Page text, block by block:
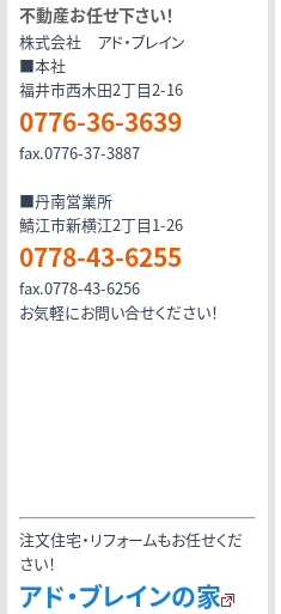
不動産お任せ下さい！
株式会社 アド・ブレイン
■本社
福井市西木田2丁目2-16
0776-36-3639
fax.0776-37-3887
■丹南営業所
鯖江市新横江2丁目1-26
0778-43-6255
fax.0778-43-6256
お気軽にお問い合せください！
注文住宅・リフォームもお任せくだ
さい！
アド・ブレインの家